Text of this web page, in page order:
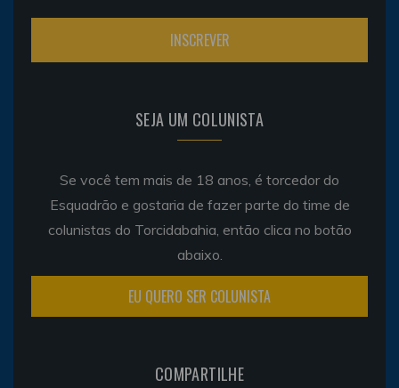
SEJA UM COLUNISTA
Se você tem mais de 18 anos, é torcedor do
Esquadrão e gostaria de fazer parte do time de
colunistas do Torcidabahia, então clica no botão
abaixo.
EU QUERO SER COLUNISTA
COMPARTILHE